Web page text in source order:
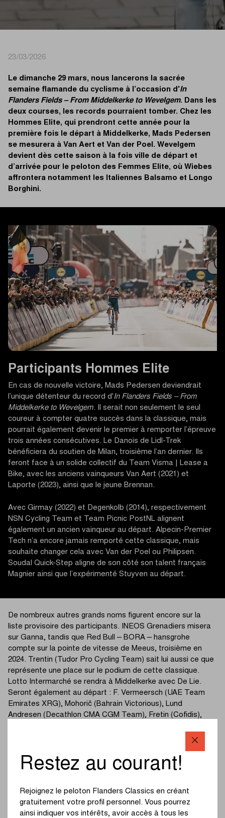
23/03/2026
Le dimanche 29 mars, nous lancerons la sacrée
semaine flamande du cyclisme à l’occasion d'In
Flanders Fields – From Middelkerke to Wevelgem. Dans les
deux courses, les records pourraient tomber. Chez les
Hommes Elite, qui prendront cette année pour la
première fois le départ à Middelkerke, Mads Pedersen
se mesurera à Van Aert et Van der Poel. Wevelgem
devient dès cette saison à la fois ville de départ et
d’arrivée pour le peloton des Femmes Elite, où Wiebes
affrontera notamment les Italiennes Balsamo et Longo
Borghini.
Participants Hommes Elite
En cas de nouvelle victoire, Mads Pedersen deviendrait
l’unique détenteur du record d'In Flanders Fields – From
Middelkerke to Wevelgem. Il serait non seulement le seul
coureur à compter quatre succès dans la classique, mais
pourrait également devenir le premier à remporter l’épreuve
trois années consécutives. Le Danois de Lidl-Trek
bénéficiera du soutien de Milan, troisième l’an dernier. Ils
feront face à un solide collectif du Team Visma | Lease a
Bike, avec les anciens vainqueurs Van Aert (2021) et
Laporte (2023), ainsi que le jeune Brennan.
Avec Girmay (2022) et Degenkolb (2014), respectivement
NSN Cycling Team et Team Picnic PostNL alignent
également un ancien vainqueur au départ. Alpecin-Premier
Tech n’a encore jamais remporté cette classique, mais
souhaite changer cela avec Van der Poel ou Philipsen.
Soudal Quick-Step aligne de son côté son talent français
Magnier ainsi que l’expérimenté Stuyven au départ.
De nombreux autres grands noms figurent encore sur la
liste provisoire des participants. INEOS Grenadiers misera
sur Ganna, tandis que Red Bull – BORA – hansgrohe
compte sur la pointe de vitesse de Meeus, troisième en
2024. Trentin (Tudor Pro Cycling Team) sait lui aussi ce que
représente une place sur le podium de cette classique.
Lotto Intermarché se rendra à Middelkerke avec De Lie.
Seront également au départ : F. Vermeersch (UAE Team
Emirates XRG), Mohorič (Bahrain Victorious), Lund
Andresen (Decathlon CMA CGM Team), Fretin (Cofidis),
Après la présentation des équipes au public, une par une à
partir de 9h20, à l’ombre du Silt sur la place Epernayplein, le
Participants
Restez au courant!
Rejoignez le peloton Flanders Classics en créant
gratuitement votre profil personnel. Vous pourrez
ainsi indiquer vos intérêts, avoir accès à tous les